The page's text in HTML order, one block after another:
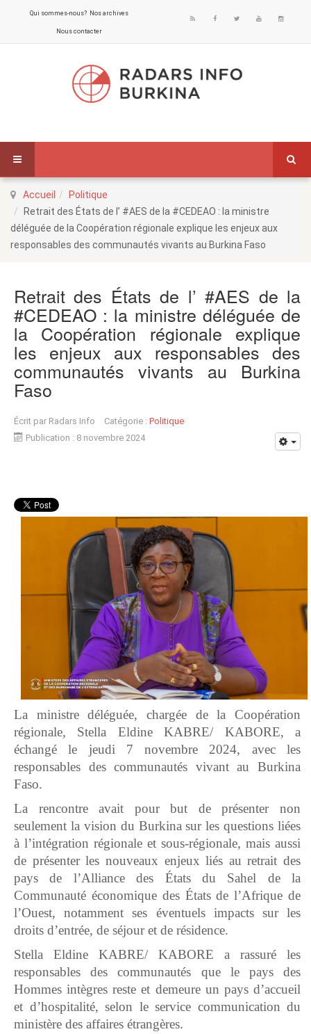
Qui sommes-nous? Nos archives
Nous contacter
Accueil
Politique
Retrait des États de l’ #AES de la #CEDEAO : la ministre
déléguée de la Coopération régionale explique les enjeux aux
responsables des communautés vivants au Burkina Faso
Retrait des États de l’ #AES de la
#CEDEAO : la ministre déléguée de
la Coopération régionale explique
les enjeux aux responsables des
communautés vivants au Burkina
Faso
Écrit par Radars Info Catégorie : Politique
Publication : 8 novembre 2024
La ministre déléguée, chargée de la Coopération
régionale, Stella Eldine KABRE/ KABORE, a
échangé le jeudi 7 novembre 2024, avec les
responsables des communautés vivant au Burkina
Faso.
La rencontre avait pour but de présenter non
seulement la vision du Burkina sur les questions liées
à l’intégration régionale et sous-régionale, mais aussi
de présenter les nouveaux enjeux liés au retrait des
pays de l’Alliance des États du Sahel de la
Communauté économique des États de l’Afrique de
l’Ouest, notamment ses éventuels impacts sur les
droits d’entrée, de séjour et de résidence.
Stella Eldine KABRE/ KABORE a rassuré les
responsables des communautés que le pays des
Hommes intègres reste et demeure un pays d’accueil
et d’hospitalité, selon le service communication du
ministère des affaires étrangères.